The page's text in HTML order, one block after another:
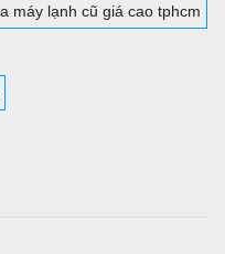
máy lạnh cũ giá cao tphcm